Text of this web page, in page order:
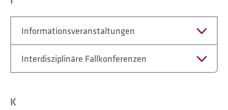
Informationsveranstaltungen
Interdisziplinäre Fallkonferenzen
K